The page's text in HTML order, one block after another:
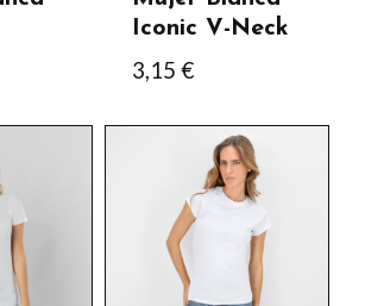
Iconic V-Neck
3,15 €
producto
tiene
múltiples
variantes.